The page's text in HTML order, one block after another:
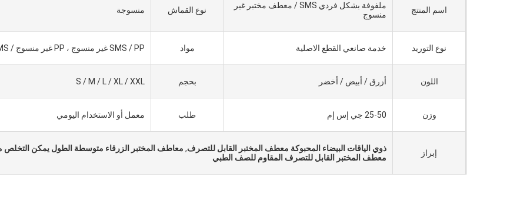
اسم المنتج
ملفوفة بشكل فردي SMS / معطف مختبر غير
منسوج
نوع القماش منسوجة
نوع التوريد خدمة صانعي القطع الاصلية مواد SMS / PP غير منسوج ، PP غير منسوج / SMS
اللون أزرق / أبيض / أخضر بحجم S / M / L / XL / XXL
وزن 25-50 جي إس إم طلب معمل أو الاستخدام اليومي
إبراز ذوي الياقات البيضاء المحبوكة معطف المختبر القابل للتصرف, معاطف المختبر الزرقاء متوسطة الطول يمكن التخلص
معطف المختبر القابل للتصرف المقاوم للصف الطبي